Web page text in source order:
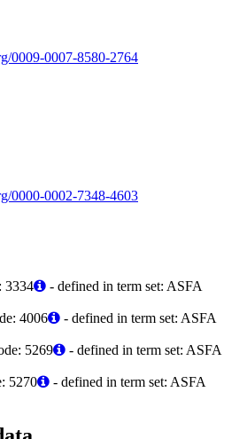
0009-0007-8580-2764
0000-0002-7348-4603
3334
- defined in term set: ASFA
4006
- defined in term set: ASFA
5269
- defined in term set: ASFA
5270
- defined in term set: ASFA